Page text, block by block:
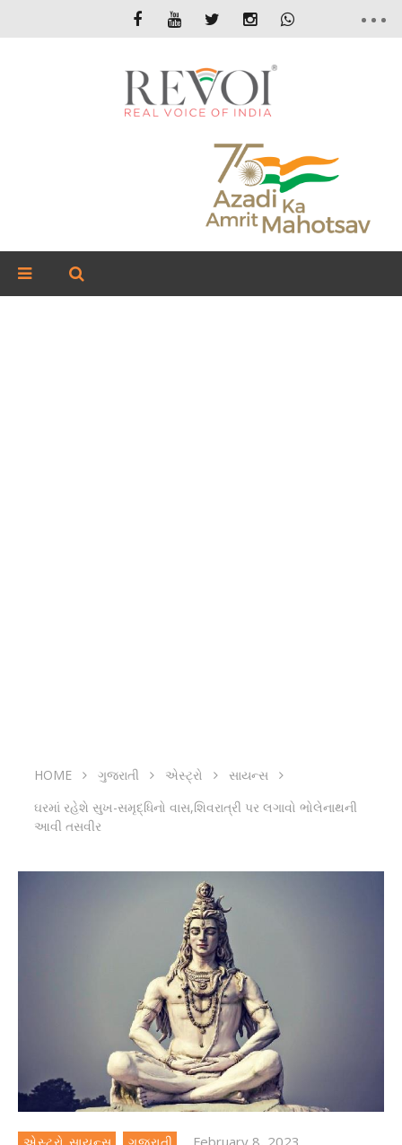
HOME ગુજરાતી એસ્ટ્રો
સાયન્સ
ઘરમાં રહેશે સુખ-સમૃદ્ધિનો વાસ,શિવરાત્રી પર લગાવો ભોલેનાથની
આવી તસવીર
February 8, 2023